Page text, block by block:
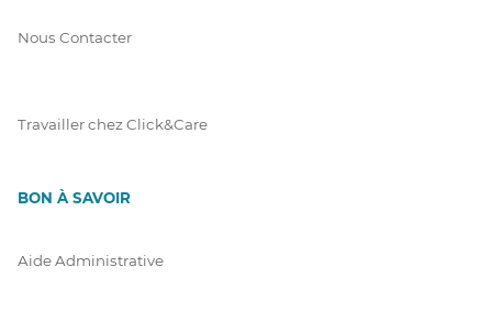
Nous Contacter
Travailler chez Click&Care
BON À SAVOIR
Aide Administrative